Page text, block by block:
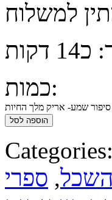
כמות:
שמע- אריק מלך החיות
הוספה לסל
Categories:
, ספרי